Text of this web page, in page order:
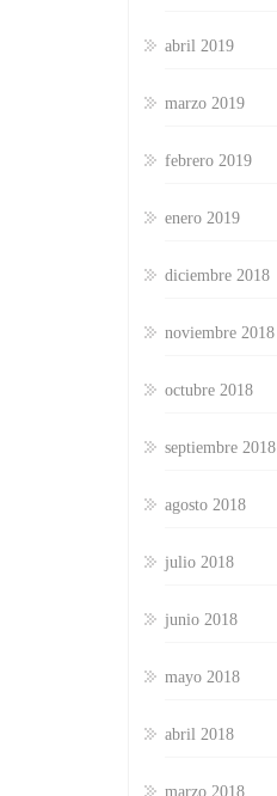
abril 2019
marzo 2019
febrero 2019
enero 2019
diciembre 2018
noviembre 2018
octubre 2018
septiembre 2018
agosto 2018
julio 2018
junio 2018
mayo 2018
abril 2018
marzo 2018